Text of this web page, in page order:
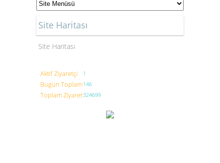
Site Haritası
Site Haritası
Aktif Ziyaretçi 1
Bugün Toplam146
Toplam Ziyaret324699